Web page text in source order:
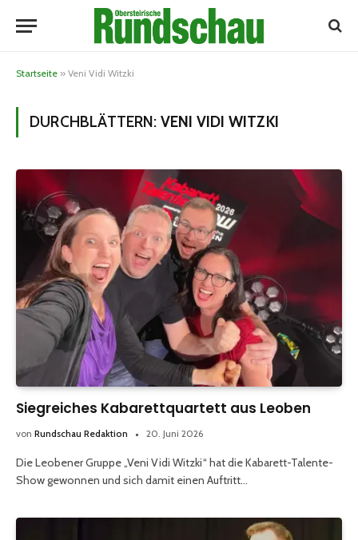
Startseite » Veni Vidi Witzki
DURCHBLÄTTERN: VENI VIDI WITZKI
Siegreiches Kabarettquartett aus Leoben
von Rundschau Redaktion 20. Juni 2026
Die Leobener Gruppe „Veni Vidi Witzki“ hat die Kabarett-Talente-
Show gewonnen und sich damit einen Auftritt…